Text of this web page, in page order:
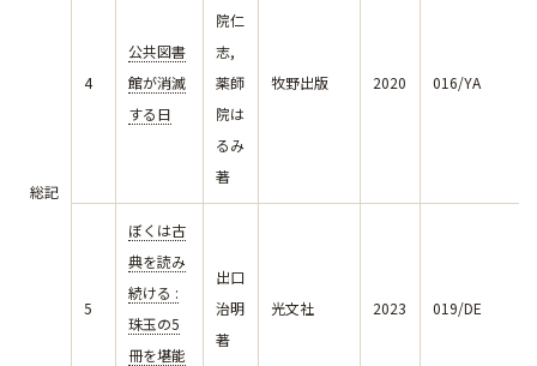
総記
4
公共図書
館が消滅
する日
院仁
志,
薬師
院は
るみ
著
牧野出版 2020 016/YA
5
ぼくは古
典を読み
続ける :
珠玉の5
冊を堪能
出口
治明
著
光文社 2023 019/DE